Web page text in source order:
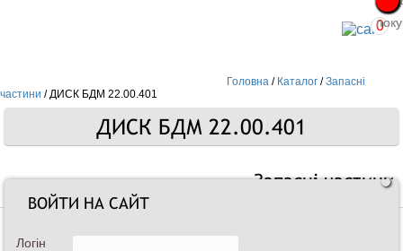
0
Головна / Каталог /Запасні
частини /ДИСК БДМ 22.00.401
ДИСК БДМ 22.00.401
Запасні частини
ВОЙТИ НА САЙТ
Логін